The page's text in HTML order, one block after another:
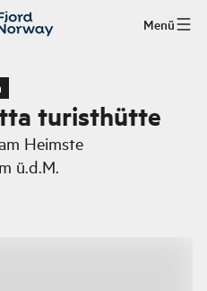
Menü
turisthütte
Heimste
ü.d.M.